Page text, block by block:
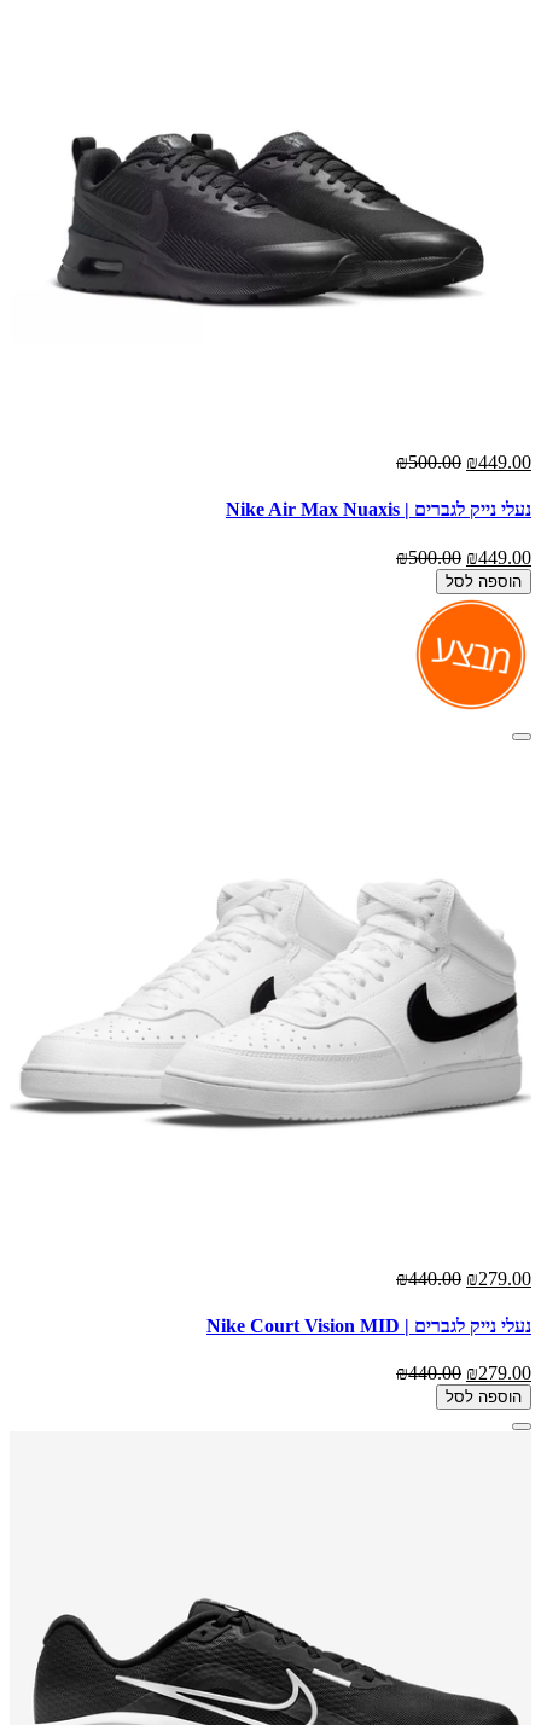
₪449.00
₪500.00
נעלי נייק לגברים | Nike Air Max Nuaxis
₪449.00
₪500.00
הוספה לסל
₪279.00
₪440.00
נעלי נייק לגברים | Nike Court Vision MID
₪279.00
₪440.00
הוספה לסל